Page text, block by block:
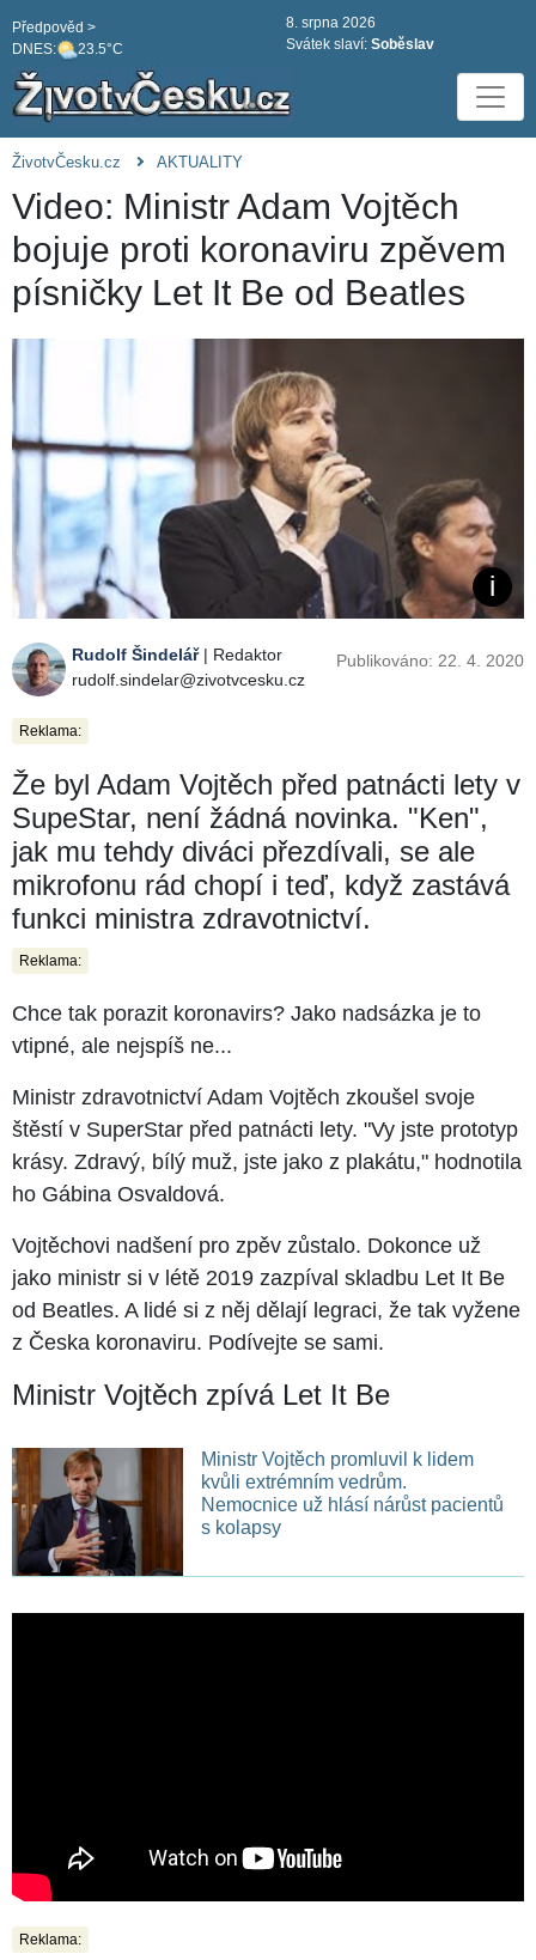
DNES: 23.5°C
Předpověd >
8. srpna 2026
Svátek slaví: Soběslav
ŽivotvČesku.cz AKTUALITY
Video: Ministr Adam Vojtěch
bojuje proti koronaviru zpěvem
písničky Let It Be od Beatles
Rudolf Šindelář| Redaktor
rudolf.sindelar@zivotvcesku.cz
Publikováno: 22. 4. 2020
Reklama:
Že byl Adam Vojtěch před patnácti lety v
SupeStar, není žádná novinka. "Ken",
jak mu tehdy diváci přezdívali, se ale
mikrofonu rád chopí i teď, když zastává
funkci ministra zdravotnictví.
Reklama:
Chce tak porazit koronavirs? Jako nadsázka je to
vtipné, ale nejspíš ne...
Ministr zdravotnictví Adam Vojtěch zkoušel svoje
štěstí v SuperStar před patnácti lety. "Vy jste prototyp
krásy. Zdravý, bílý muž, jste jako z plakátu," hodnotila
ho Gábina Osvaldová.
Vojtěchovi nadšení pro zpěv zůstalo. Dokonce už
jako ministr si v létě 2019 zazpíval skladbu Let It Be
od Beatles. A lidé si z něj dělají legraci, že tak vyžene
z Česka koronaviru. Podívejte se sami.
Ministr Vojtěch zpívá Let It Be
Ministr Vojtěch promluvil k lidem
kvůli extrémním vedrům.
Nemocnice už hlásí nárůst pacientů
s kolapsy
Reklama: